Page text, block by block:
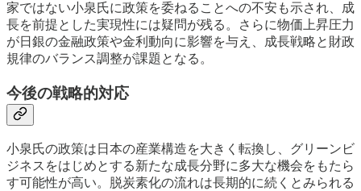
家ではない小泉氏に政策を委ねることへの不安も示され、成
長を前提とした実現性には疑問が残る。さらに物価上昇圧力
が日銀の金融政策や金利動向に影響を与え、成長戦略と財政
規律のバランス調整が課題となる。
今後の戦略的対応
小泉氏の政策は日本の産業構造を大きく転換し、グリーンビ
ジネスをはじめとする新たな成長分野に多大な機会をもたら
す可能性が高い。脱炭素化の流れは長期的に続くとみられる